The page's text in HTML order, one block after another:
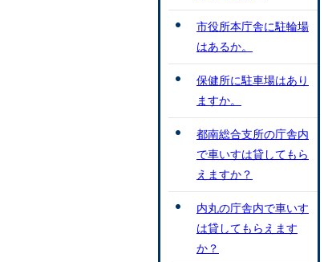
市役所本庁舎に駐輪場
はあるか。
保健所に駐車場はあり
ますか。
都南総合支所の庁舎内
で車いすは貸してもら
えますか？
内丸の庁舎内で車いす
は貸してもらえます
か？